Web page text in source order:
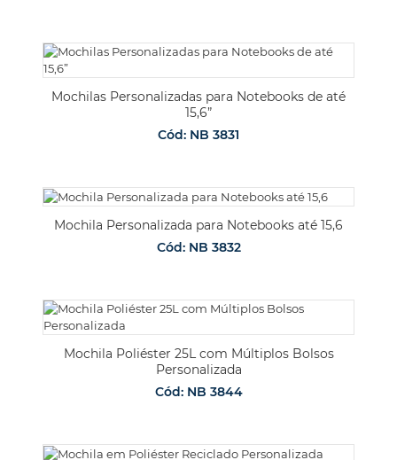
Mochilas Personalizadas para Notebooks de até
15,6”
Cód: NB 3831
Mochila Personalizada para Notebooks até 15,6
Cód: NB 3832
Mochila Poliéster 25L com Múltiplos Bolsos
Personalizada
Cód: NB 3844